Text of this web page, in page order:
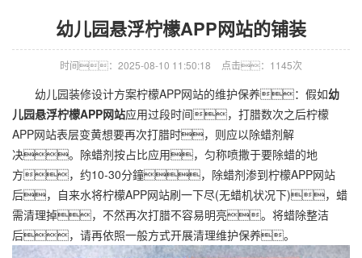
幼儿园悬浮柠檬APP网站的铺装
时间：2025-08-10 11:50:18 点击：1145次
幼儿园装修设计方案柠檬APP网站的维护保养：假如幼
儿园悬浮柠檬APP网站应用过段时间，打腊数次之后柠檬
APP网站表层变黄想要再次打腊时，则应以除蜡剂解
决。除蜡剂按占比应用，匀称喷撒于要除蜡的地
方，约10-30分鐘，除蜡剂渗到柠檬APP网站
后，自来水将柠檬APP网站刷一下尽(无蜡机状况下)，蜡
需清理掉，不然再次打腊不容易明亮。将蜡除整洁
后，请再依照一般方式开展清理维护保养。